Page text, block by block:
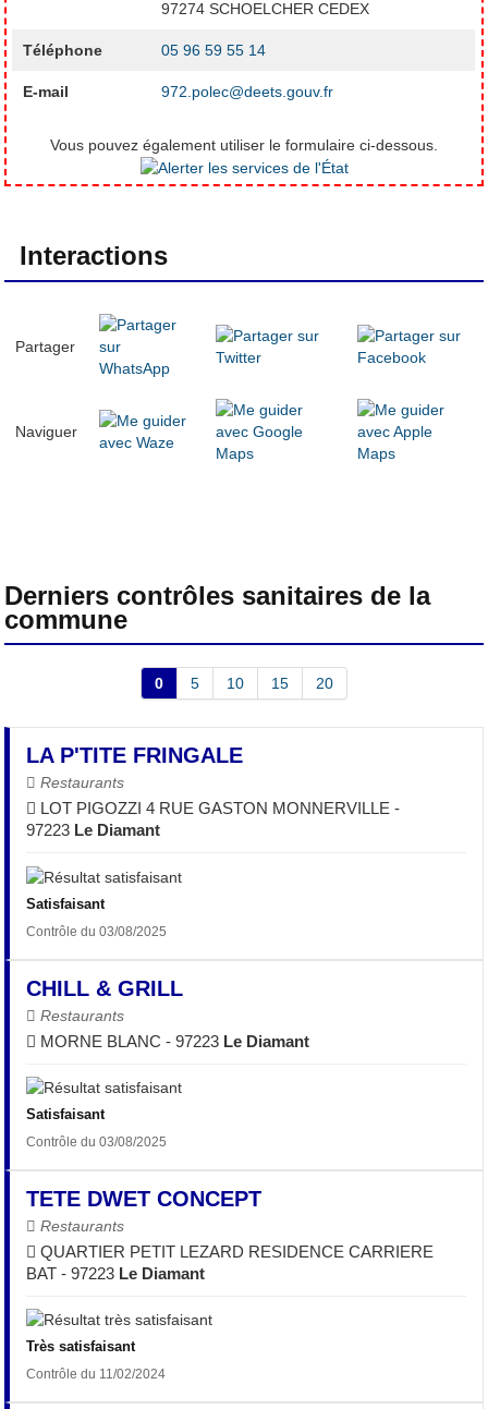
97274 SCHOELCHER CEDEX
Téléphone 05 96 59 55 14
E-mail 972.polec@deets.gouv.fr
Vous pouvez également utiliser le formulaire ci-dessous.
Interactions
Partager
Naviguer
Derniers contrôles sanitaires de la
commune
0 5 10 15 20
LA P'TITE FRINGALE
Restaurants
LOT PIGOZZI 4 RUE GASTON MONNERVILLE -
97223 Le Diamant
Satisfaisant
Contrôle du 03/08/2025
CHILL & GRILL
Restaurants
MORNE BLANC - 97223 Le Diamant
Satisfaisant
Contrôle du 03/08/2025
TETE DWET CONCEPT
Restaurants
QUARTIER PETIT LEZARD RESIDENCE CARRIERE
BAT - 97223 Le Diamant
Très satisfaisant
Contrôle du 11/02/2024